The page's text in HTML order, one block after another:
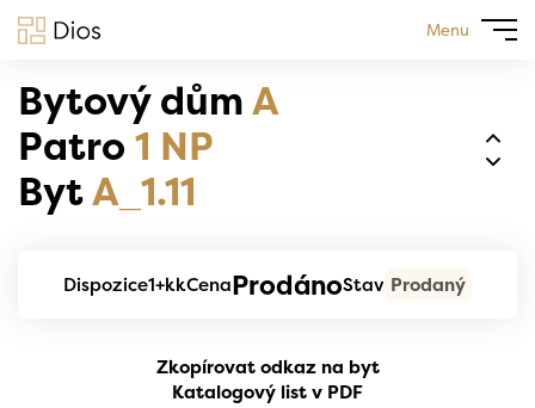
Menu
Bytový důmA
Patro 1 NP
BytA_1.11
Dispozice1+kkCenaProdánoStav Prodaný
Zkopírovat odkaz na byt
Katalogový list v PDF